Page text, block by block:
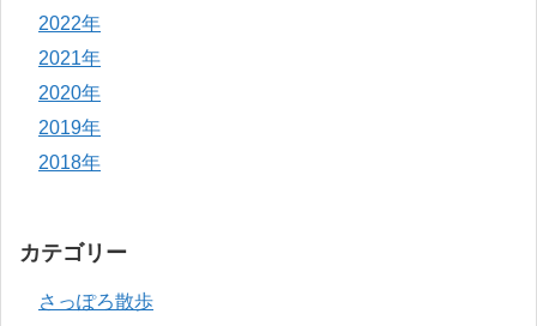
2022年
2021年
2020年
2019年
2018年
カテゴリー
さっぽろ散歩